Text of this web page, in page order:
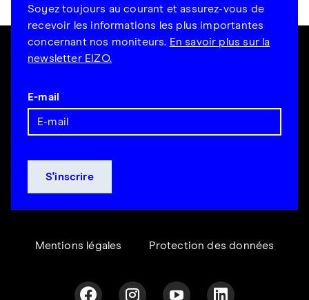
Soyez toujours au courant et assurez-vous de
recevoir les informations les plus importantes
concernant nos moniteurs. En savoir plus sur la
newsletter EIZO.
E-mail
Mentions légales Protection des données